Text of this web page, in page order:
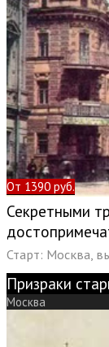
От 1390 руб.
Секретными
Старт: Москва,
Призраки
Москва